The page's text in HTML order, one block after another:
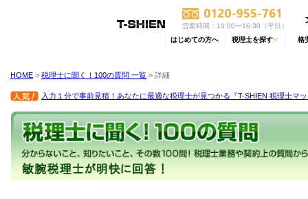
営業時間：10:00〜16:30（平日）
はじめての方へ 税理士を探す 格
HOME > 税理士に聞く！100の質問 一覧 > 詳細
入力１分で事前見積！あなたに最適な税理士が見つかる『T-SHIEN 税理士マ